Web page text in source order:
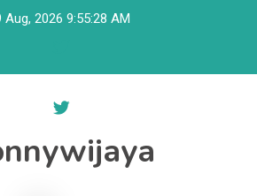
Aug, 2026 9:55:28 AM